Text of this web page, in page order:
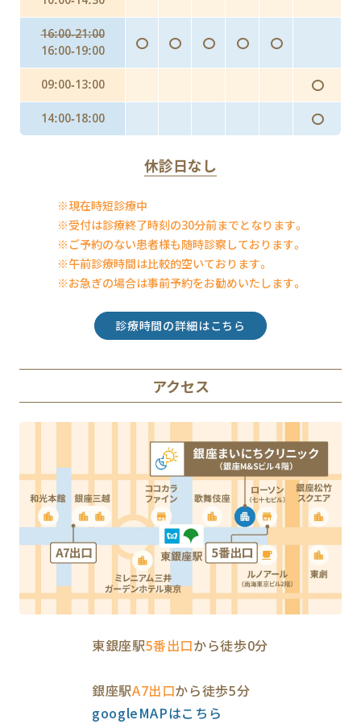
16:00-21:00
16:00-19:00
〇 〇 〇 〇 〇
09:00-13:00 〇
14:00-18:00 〇
休診日なし
※現在時短診療中
※受付は診療終了時刻の30分前までとなります。
※ご予約のない患者様も随時診察しております。
※午前診療時間は比較的空いております。
※お急ぎの場合は事前予約をお勧めいたします。
アクセス
東銀座駅5番出口から徒歩0分
銀座駅A7出口から徒歩5分
googleMAPはこちら
診療時間の詳細はこちら